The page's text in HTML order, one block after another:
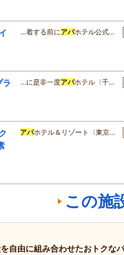
…着する前にアパホテル公式…
ラ
…に是非一度アパホテル〈千…
アパホテル＆リゾート〈東京…
この施
自由に組み合わせたおトクな